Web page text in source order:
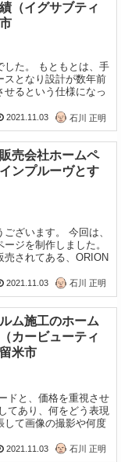
（イグサブティ
した。 もともとは、手
スとなり設計が数年前
せるという仕様になっ
2021.11.03 石川 正明
売会社ホームペ
ンプルーヴとす
ざいます。 今回は、
ジを制作しました。
売されてある、ORION
2021.11.03 石川 正明
ム施工のホーム
カービューティ
米市
ドと、価格を重視させ
てあり、何をどう表現
して画像の撮影や何度
2021.11.03 石川 正明